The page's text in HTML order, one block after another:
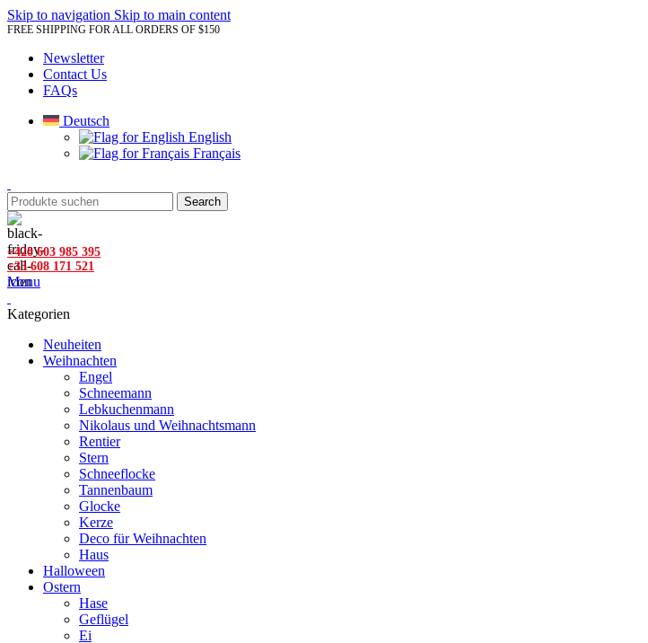
Skip to navigation Skip to main content
FREE SHIPPING FOR ALL ORDERS OF $150
Newsletter
Contact Us
FAQs
Deutsch
English
Français
Search
+420 603 985 395
+33 608 171 521
Menu
Kategorien
Neuheiten
Weihnachten
Engel
Schneemann
Lebkuchenmann
Nikolaus und Weihnachtsmann
Rentier
Stern
Schneeflocke
Tannenbaum
Glocke
Kerze
Deco für Weihnachten
Haus
Halloween
Ostern
Hase
Geflügel
Ei